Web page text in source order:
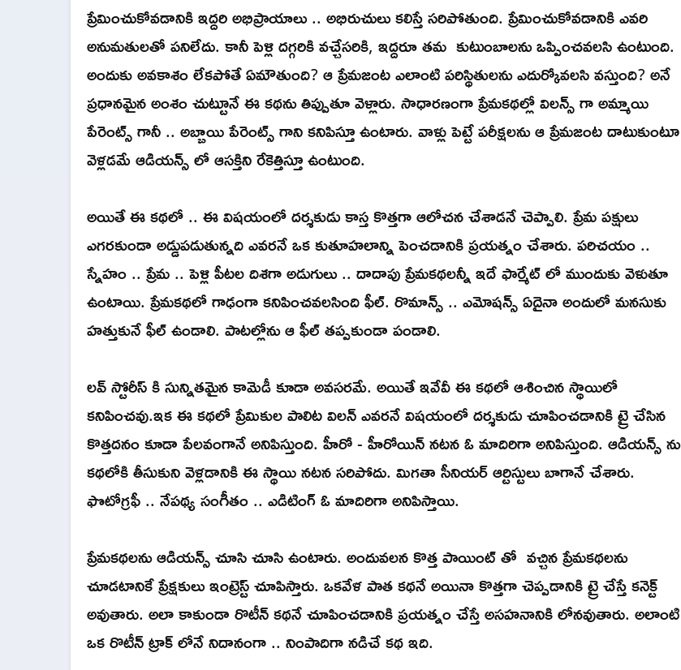
ప్రేమించుకోవడానికి ఇద్దరి అభిప్రాయాలు .. అభిరుచులు కలిస్తే సరిపోతుంది. ప్రేమించుకోవడానికి ఎవరి
అనుమతులతో పనిలేదు. కానీ పెళ్లి దగ్గరికి వచ్చేసరికి, ఇద్దరూ తమ కుటుంబాలను ఒప్పించవలసి ఉంటుంది.
అందుకు అవకాశం లేకపోతే ఏమౌతుంది? ఆ ప్రేమజంట ఎలాంటి పరిస్థితులను ఎదుర్కోవలసి వస్తుంది? అనే
ప్రధానమైన అంశం చుట్టూనే ఈ కథను తిప్పుతూ వెళ్లారు. సాధారణంగా ప్రేమకథల్లో విలన్స్ గా అమ్మాయి
పేరెంట్స్ గానీ .. అబ్బాయి పేరెంట్స్ గాని కనిపిస్తూ ఉంటారు. వాళ్లు పెట్టే పరీక్షలను ఆ ప్రేమజంట దాటుకుంటూ
వెళ్లడమే ఆడియన్స్ లో ఆసక్తిని రేకెత్తిస్తూ ఉంటుంది.
అయితే ఈ కథలో .. ఈ విషయంలో దర్శకుడు కాస్త కొత్తగా ఆలోచన చేశాడనే చెప్పాలి. ప్రేమ పక్షులు
ఎగరకుండా అడ్డుపడుతున్నది ఎవరనే ఒక కుతూహలాన్ని పెంచడానికి ప్రయత్నం చేశారు. పరిచయం ..
స్నేహం .. ప్రేమ .. పెళ్లి పీటల దిశగా అడుగులు .. దాదాపు ప్రేమకథలన్నీ ఇదే ఫార్మేట్ లో ముందుకు వెళుతూ
ఉంటాయి. ప్రేమకథలో గాఢంగా కనిపించవలసింది ఫీల్. రొమాన్స్ .. ఎమోషన్స్ ఏదైనా అందులో మనసుకు
హత్తుకునే ఫీల్ ఉండాలి. పాటల్లోను ఆ ఫీల్ తప్పకుండా పండాలి.
లవ్ స్టోరీస్ కి సున్నితమైన కామెడీ కూడా అవసరమే. అయితే ఇవేవీ ఈ కథలో ఆశించిన స్థాయిలో
కనిపించవు.ఇక ఈ కథలో ప్రేమికుల పాలిట విలన్ ఎవరనే విషయంలో దర్శకుడు చూపించడానికి ట్రై చేసిన
కొత్తదనం కూడా పేలవంగానే అనిపిస్తుంది. హీరో - హీరోయిన్ నటన ఓ మాదిరిగా అనిపిస్తుంది. ఆడియన్స్ ను
కథలోకి తీసుకుని వెళ్లడానికి ఈ స్థాయి నటన సరిపోదు. మిగతా సీనియర్ ఆర్టిస్టులు బాగానే చేశారు.
ఫొటోగ్రఫీ .. నేపథ్య సంగీతం .. ఎడిటింగ్ ఓ మాదిరిగా అనిపిస్తాయి.
ప్రేమకథలను ఆడియన్స్ చూసి చూసి ఉంటారు. అందువలన కొత్త పాయింట్ తో వచ్చిన ప్రేమకథలను
చూడటానికే ప్రేక్షకులు ఇంట్రెస్ట్ చూపిస్తారు. ఒకవేళ పాత కథనే అయినా కొత్తగా చెప్పడానికి ట్రై చేస్తే కనెక్ట్
అవుతారు. అలా కాకుండా రొటీన్ కథనే చూపించడానికి ప్రయత్నం చేస్తే అసహనానికి లోనవుతారు. అలాంటి
ఒక రొటీన్ ట్రాక్ లోనే నిదానంగా .. నింపాదిగా నడిచే కథ ఇది.